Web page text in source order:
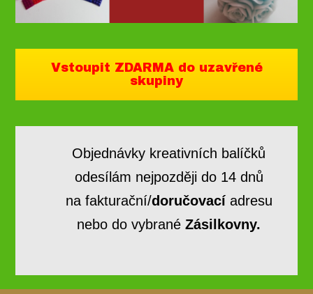
Vstoupit ZDARMA do uzavřené
skupiny
Objednávky kreativních balíčků
odesílám nejpozději do 14 dnů
na fakturační/doručovacíadresu
nebo do vybrané Zásilkovny.